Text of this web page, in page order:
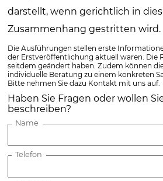
darstellt, wenn gerichtlich in
Zusammenhang gestritten wird.
Die Ausführungen stellen erste
der Erstveröffentlichung aktuell waren. Die
seitdem geändert haben. Zudem können
individuelle Beratung zu einem konkreten
Bitte nehmen Sie dazu Kontakt mit uns auf.
Haben Sie Fragen oder wollen
beschreiben?
Name
Telefon